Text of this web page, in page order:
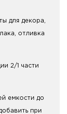
для декора,
отливка
2/1 части
емкости до
при